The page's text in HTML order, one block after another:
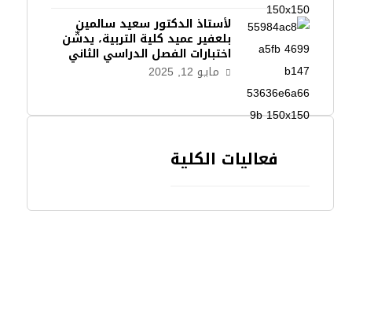
لأستاذ الدكتور سعيد سالمين
بلعفير عميد كلية التربية، يدشّن
اختبارات الفصل الدراسي الثاني
مايو 12, 2025
فعاليات الكلية